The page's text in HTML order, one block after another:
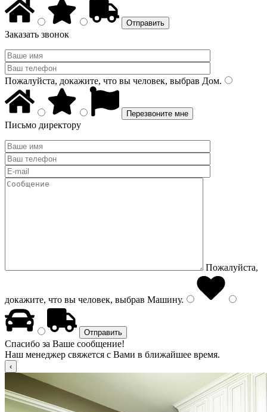
Заказать звонок
Пожалуйста, докажите, что вы человек, выбрав Дом.
Письмо директору
Пожалуйста,
докажите, что вы человек, выбрав Машину.
Спасибо за Ваше сообщение!
Наш менеджер свяжется с Вами в ближайшее время.